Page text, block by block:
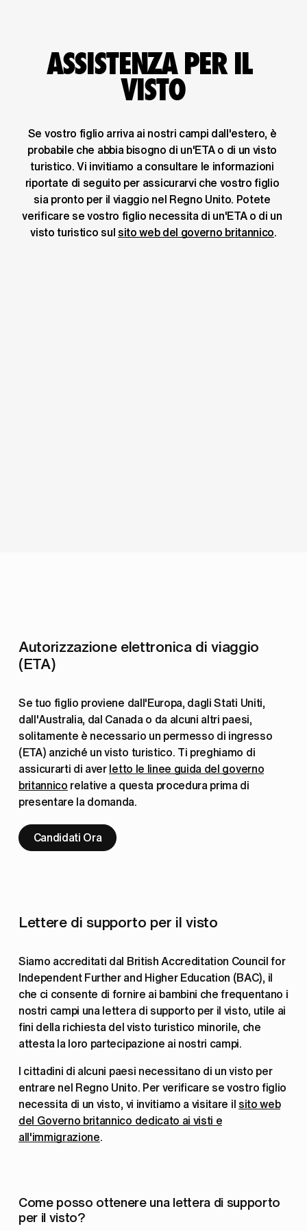
ASSISTENZA PER IL
VISTO
Se vostro figlio arriva ai nostri campi dall'estero, è
probabile che abbia bisogno di un'ETA o di un visto
turistico. Vi invitiamo a consultare le informazioni
riportate di seguito per assicurarvi che vostro figlio
sia pronto per il viaggio nel Regno Unito. Potete
verificare se vostro figlio necessita di un'ETA o di un
visto turistico sul sito web del governo britannico
Autorizzazione elettronica di viaggio
(ETA)
Se tuo figlio proviene dall'Europa, dagli Stati Uniti,
dall'Australia, dal Canada o da alcuni altri paesi,
solitamente è necessario un permesso di ingresso
(ETA) anziché un visto turistico. Ti preghiamo di
assicurarti di aver letto le linee guida del governo
britannico relative a questa procedura prima di
presentare la domanda.
Candidati Ora
Lettere di supporto per il visto
Siamo accreditati dal British Accreditation Council for
Independent Further and Higher Education (BAC), il
che ci consente di fornire ai bambini che frequentano i
nostri campi una lettera di supporto per il visto, utile ai
fini della richiesta del visto turistico minorile, che
attesta la loro partecipazione ai nostri campi.
I cittadini di alcuni paesi necessitano di un visto per
entrare nel Regno Unito. Per verificare se vostro figlio
necessita di un visto, vi invitiamo a visitare il sito web
del Governo britannico dedicato ai visti e
all'immigrazione
Come posso ottenere una lettera di supporto
per il visto?